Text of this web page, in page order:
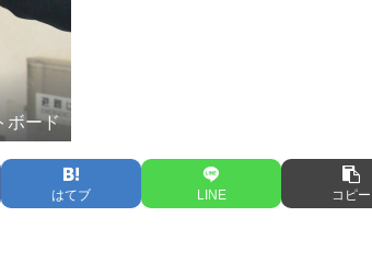
ボード
はてブ LINE コピー